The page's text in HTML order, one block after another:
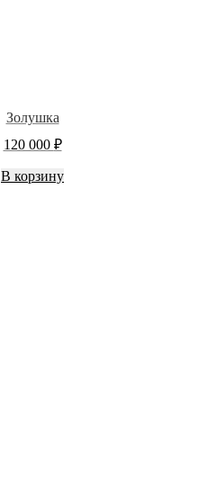
Золушка
120 000 ₽
В корзину